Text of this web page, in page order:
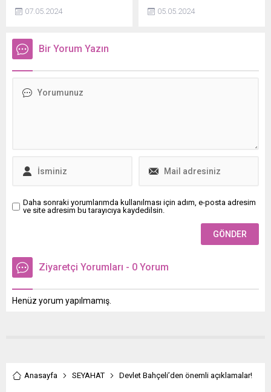
restorasyon çalışmalarının
törenle ibadete açıldı.
07.05.2024
Ligde play-off hattında yer
05.05.2024
Bir Yorum Yazın
Daha sonraki yorumlarımda kullanılması için adım, e-posta adresim
ve site adresim bu tarayıcıya kaydedilsin.
Ziyaretçi Yorumları - 0 Yorum
Henüz yorum yapılmamış.
Anasayfa SEYAHAT Devlet Bahçeli’den önemli açıklamalar!